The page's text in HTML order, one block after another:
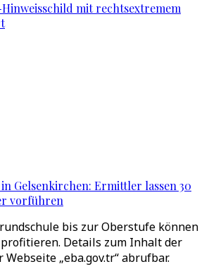
mit rechtsextremem
Gelsenkirchen: Ermittler lassen 30
vorführen
bis zur Oberstufe können
Details zum Inhalt der
„eba.gov.tr“ abrufbar.